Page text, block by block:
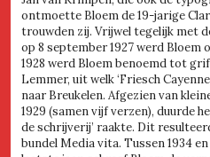
ontmoette Bloem de 19-jarige
trouwden zij. Vrijwel tegelijk met
op 8 september 1927 werd Bloem
1928 werd Bloem benoemd tot
Lemmer, uit welk ‘Friesch
naar Breukelen. Afgezien van
1929 (samen vijf verzen), duurde
de schrijverij’ raakte. Dit
bundel Media vita. Tussen 1934